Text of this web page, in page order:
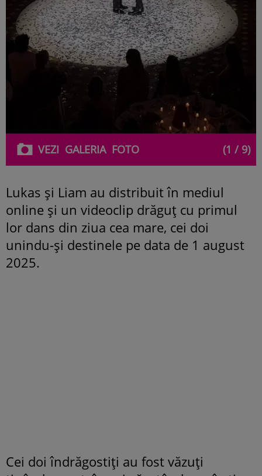
VEZI GALERIAFOTO (1 / 9)
Lukas și Liam au distribuit în mediul
online și un videoclip drăguț cu primul
lor dans din ziua cea mare, cei doi
unindu-și destinele pe data de 1 august
2025.
Cei doi îndrăgostiți au fost văzuți